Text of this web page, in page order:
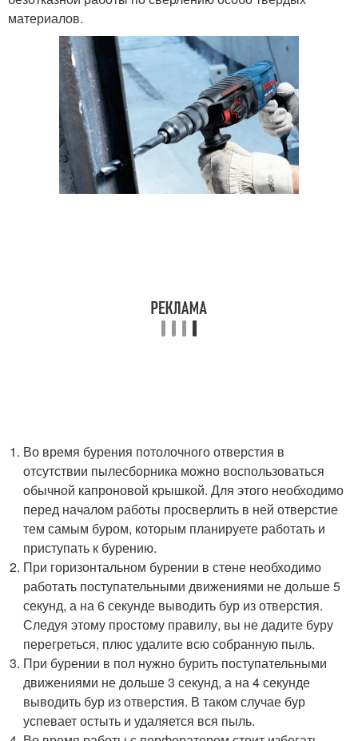
материалов.
Во время бурения потолочного отверстия в
отсутствии пылесборника можно воспользоваться
обычной капроновой крышкой. Для этого необходимо
перед началом работы просверлить в ней отверстие
тем самым буром, которым планируете работать и
приступать к бурению.
При горизонтальном бурении в стене необходимо
работать поступательными движениями не дольше 5
секунд, а на 6 секунде выводить бур из отверстия.
Следуя этому простому правилу, вы не дадите буру
перегреться, плюс удалите всю собранную пыль.
При бурении в пол нужно бурить поступательными
движениями не дольше 3 секунд, а на 4 секунде
выводить бур из отверстия. В таком случае бур
успевает остыть и удаляется вся пыль.